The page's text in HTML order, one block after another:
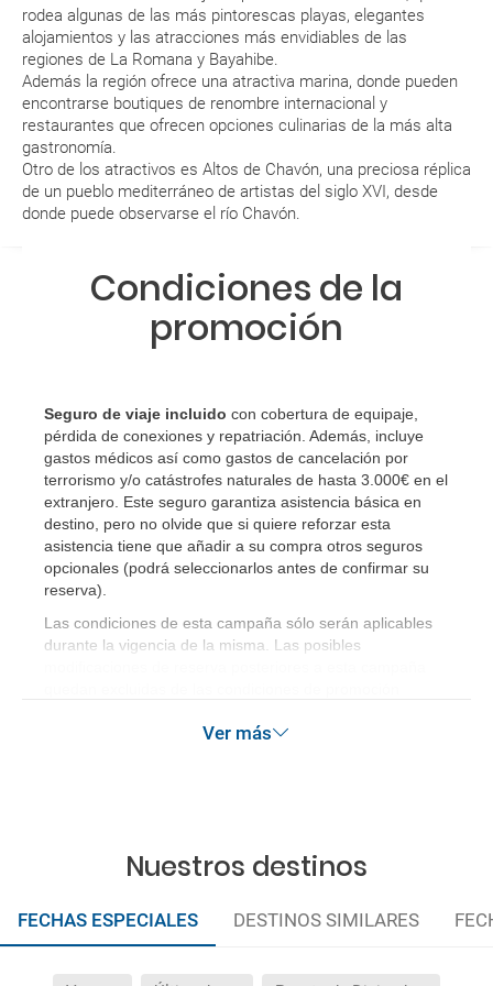
rodea algunas de las más pintorescas playas, elegantes
alojamientos y las atracciones más envidiables de las
regiones de La Romana y Bayahibe.
Además la región ofrece una atractiva marina, donde pueden
encontrarse boutiques de renombre internacional y
restaurantes que ofrecen opciones culinarias de la más alta
gastronomía.
Otro de los atractivos es Altos de Chavón, una preciosa réplica
de un pueblo mediterráneo de artistas del siglo XVI, desde
donde puede observarse el río Chavón.
suplemento extra en el mismo aeropuerto.
En caso de tener que enviarte la documentación de un paquete
vacacional (Caribe, circuitos, tours...) te enviaremos la documentación
de tu reserva alrededor de 10 días antes de salida, la cual deberás
imprimir y llevar contigo en el viaje.
Esta documentación te será requerida en el mostrador de la compañía
aérea a la hora de realizar el check-in el día de la salida.
MODIFICACIÓN ó CANCELACIÓN ¿Puedo anular o
generar una anulación o modificación del viaje?
¿Qué caducidad debe tener mi pasaporte para ir
¿Con cuánta antelación tengo que estar en el
aeropuerto?
RESERVAR ¿Cómo puedo reservar un viaje de
paquete vacacional en la página web?
Al realizar la reserva, uno de los servicios ha
quedado de pendiente de confirmación ¿Cómo
sabré si se confirma el viaje?
reservas de viajes?
Condiciones de la
promoción
Seguro de viaje incluido con cobertura de equipaje,
pérdida de conexiones y repatriación. Además, incluye
gastos médicos así como gastos de cancelación por
terrorismo y/o catástrofes naturales de hasta 3.000€ en el
extranjero. Este seguro garantiza asistencia básica en
destino, pero no olvide que si quiere reforzar esta
asistencia tiene que añadir a su compra otros seguros
opcionales (podrá seleccionarlos antes de confirmar su
reserva)
Las condiciones de esta campaña sólo serán aplicables
durante la vigencia de la misma. Las posibles
Ver más
Nuestros destinos
FECHAS ESPECIALES DESTINOS SIMILARES